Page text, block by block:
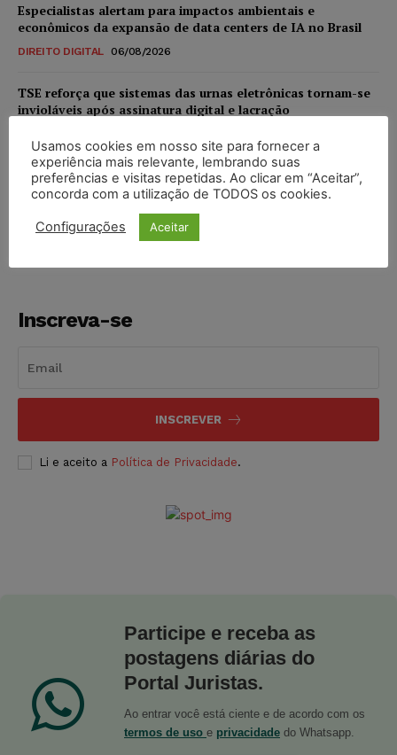
Especialistas alertam para impactos ambientais e
econômicos da expansão de data centers de IA no Brasil
DIREITO DIGITAL 06/08/2026
TSE reforça que sistemas das urnas eletrônicas tornam-se
invioláveis após assinatura digital e lacração
STF inicia julgamento sobre constitucionalidade da
proibição dos jogos de azar no Brasil
Inscreva-se
INSCREVER
Li e aceito a Política de Privacidade.
Participe e receba as
postagens diárias do
Portal Juristas.
Ao entrar você está ciente e de acordo com os
termos de uso e privacidade do Whatsapp.
Usamos cookies em nosso site para fornecer a
experiência mais relevante, lembrando suas
preferências e visitas repetidas. Ao clicar em “Aceitar”,
concorda com a utilização de TODOS os cookies.
Configurações Aceitar